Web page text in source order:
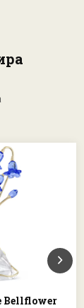
Bellflower